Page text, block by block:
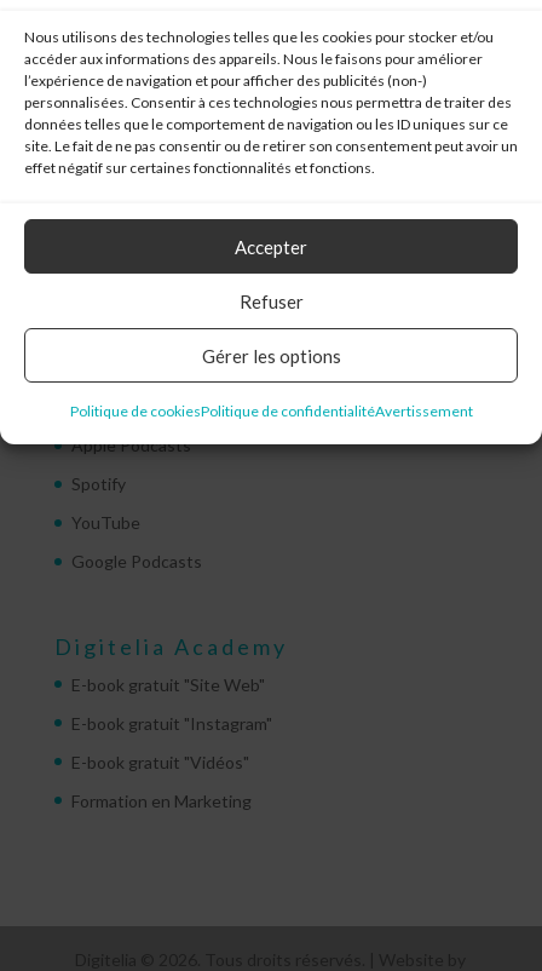
Nous utilisons des technologies telles que les cookies pour stocker et/ou
accéder aux informations des appareils. Nous le faisons pour améliorer
l’expérience de navigation et pour afficher des publicités (non-)
personnalisées. Consentir à ces technologies nous permettra de traiter des
données telles que le comportement de navigation ou les ID uniques sur ce
site. Le fait de ne pas consentir ou de retirer son consentement peut avoir un
effet négatif sur certaines fonctionnalités et fonctions.
Accepter
Refuser
Gérer les options
Politique de cookiesPolitique de confidentialitéAvertissement
Communication
Design Thinking
Informations
Podcast
Apple Podcasts
Spotify
YouTube
Google Podcasts
Digitelia Academy
E-book gratuit "Site Web"
E-book gratuit "Instagram"
E-book gratuit "Vidéos"
Formation en Marketing